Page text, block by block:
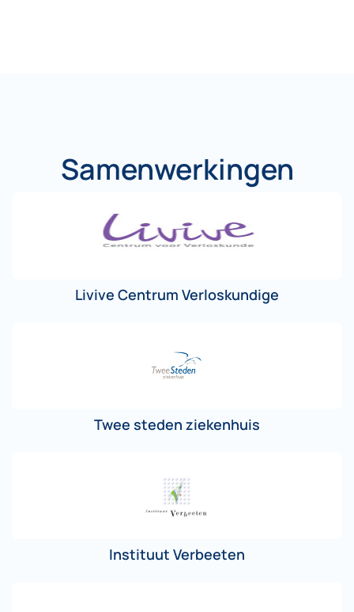
Samenwerkingen
Livive Centrum Verloskundige
Twee steden ziekenhuis
Instituut Verbeeten